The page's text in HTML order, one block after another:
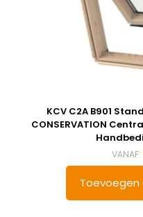
KCV C2A B901
CONSERVATION
VANAF:
Toevoegen